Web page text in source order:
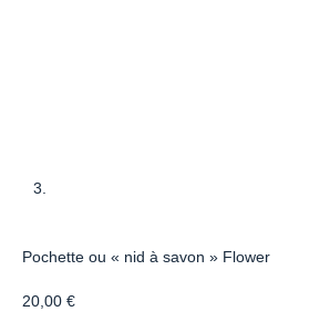
Pochette ou « nid à savon » Flower
20,00 €